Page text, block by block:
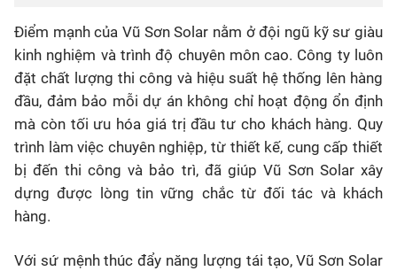
Điểm mạnh của Vũ Sơn Solar nằm ở đội ngũ kỹ sư giàu
kinh nghiệm và trình độ chuyên môn cao. Công ty luôn
đặt chất lượng thi công và hiệu suất hệ thống lên hàng
đầu, đảm bảo mỗi dự án không chỉ hoạt động ổn định
mà còn tối ưu hóa giá trị đầu tư cho khách hàng. Quy
trình làm việc chuyên nghiệp, từ thiết kế, cung cấp thiết
bị đến thi công và bảo trì, đã giúp Vũ Sơn Solar xây
dựng được lòng tin vững chắc từ đối tác và khách
hàng.
Với sứ mệnh thúc đẩy năng lượng tái tạo, Vũ Sơn Solar